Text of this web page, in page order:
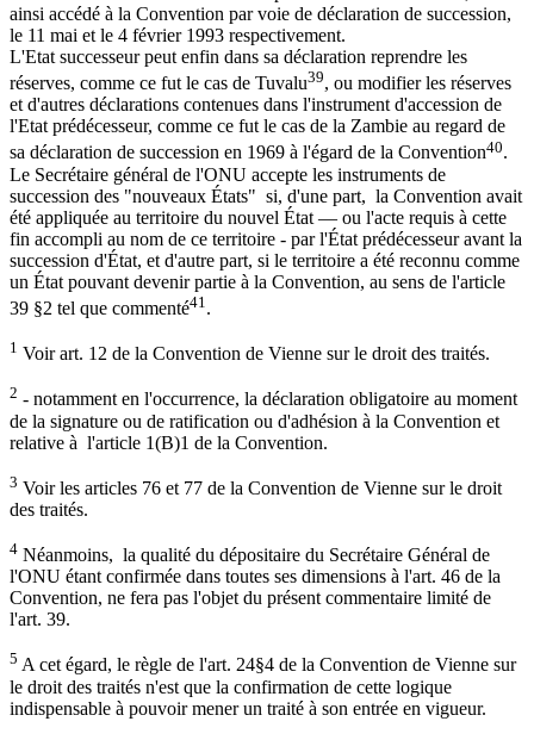
ainsi accédé à la Convention par voie de déclaration de succession,
le 11 mai et le 4 février 1993 respectivement.
L'Etat successeur peut enfin dans sa déclaration reprendre les
réserves, comme ce fut le cas de Tuvalu39, ou modifier les réserves
et d'autres déclarations contenues dans l'instrument d'accession de
l'Etat prédécesseur, comme ce fut le cas de la Zambie au regard de
sa déclaration de succession en 1969 à l'égard de la Convention40.
Le Secrétaire général de l'ONU accepte les instruments de
succession des "nouveaux États" si, d'une part, la Convention avait
été appliquée au territoire du nouvel État — ou l'acte requis à cette
fin accompli au nom de ce territoire - par l'État prédécesseur avant la
succession d'État, et d'autre part, si le territoire a été reconnu comme
un État pouvant devenir partie à la Convention, au sens de l'article
39 §2 tel que commenté41 .
1 Voir art. 12 de la Convention de Vienne sur le droit des traités.
2 - notamment en l'occurrence, la déclaration obligatoire au moment
de la signature ou de ratification ou d'adhésion à la Convention et
relative à l'article 1(B)1 de la Convention.
3 Voir les articles 76 et 77 de la Convention de Vienne sur le droit
des traités.
4 Néanmoins, la qualité du dépositaire du Secrétaire Général de
l'ONU étant confirmée dans toutes ses dimensions à l'art. 46 de la
Convention, ne fera pas l'objet du présent commentaire limité de
l'art. 39.
5 A cet égard, le règle de l'art. 24§4 de la Convention de Vienne sur
le droit des traités n'est que la confirmation de cette logique
indispensable à pouvoir mener un traité à son entrée en vigueur.